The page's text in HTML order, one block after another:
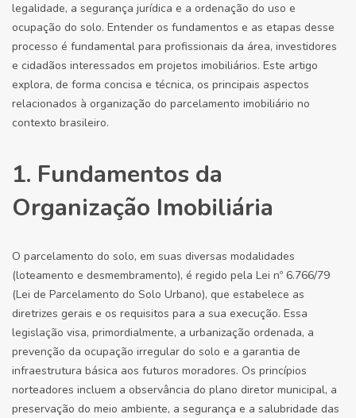
legalidade, a segurança jurídica e a ordenação do uso e
ocupação do solo. Entender os fundamentos e as etapas desse
processo é fundamental para profissionais da área, investidores
e cidadãos interessados em projetos imobiliários. Este artigo
explora, de forma concisa e técnica, os principais aspectos
relacionados à organização do parcelamento imobiliário no
contexto brasileiro.
1. Fundamentos da
Organização Imobiliária
O parcelamento do solo, em suas diversas modalidades
(loteamento e desmembramento), é regido pela Lei nº 6.766/79
(Lei de Parcelamento do Solo Urbano), que estabelece as
diretrizes gerais e os requisitos para a sua execução. Essa
legislação visa, primordialmente, a urbanização ordenada, a
prevenção da ocupação irregular do solo e a garantia de
infraestrutura básica aos futuros moradores. Os princípios
norteadores incluem a observância do plano diretor municipal, a
preservação do meio ambiente, a segurança e a salubridade das